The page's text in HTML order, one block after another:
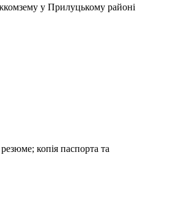
у Прилуцькому районі
копія паспорта та